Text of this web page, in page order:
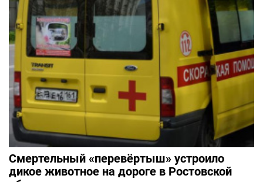
Смертельный «перевёртыш» устроило
дикое животное на дороге в Ростовской